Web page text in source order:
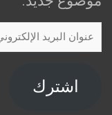
عنوان
البريد
اشترك